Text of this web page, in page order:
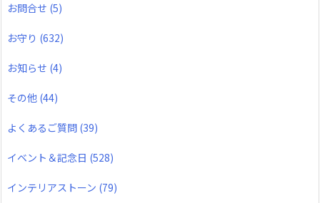
お問合せ (5)
お守り (632)
お知らせ (4)
その他 (44)
よくあるご質問 (39)
イベント＆記念日 (528)
インテリアストーン (79)